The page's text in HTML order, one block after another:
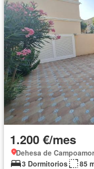
1.200 €/mes
Dehesa de
3 Dormitorios
85